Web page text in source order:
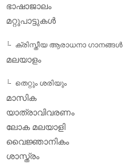
ഭാഷാജാലം
മറ്റുപാട്ടുകള്‍
ക്രിസ്തീയ ആരാധനാ ഗാനങ്ങള്‍
മലയാളം
തെറ്റും ശരിയും
മാസിക
യാത്രാവിവരണം
ലോക മലയാളി
വൈജ്ഞാനികം
ശാസ്ത്രം